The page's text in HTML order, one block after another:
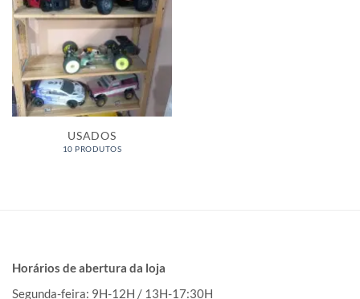
USADOS
10 PRODUTOS
Horários de abertura da loja
Segunda-feira: 9H-12H / 13H-17:30H